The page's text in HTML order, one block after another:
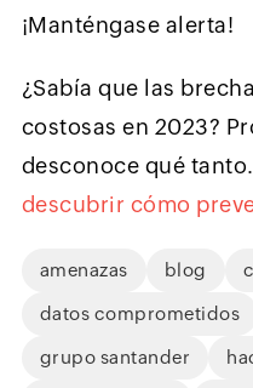
¡Manténgase alerta!
¿Sabía que las
costosas en 2023?
desconoce qué tanto.
descubrir cómo
amenazas blog
datos comprometidos
grupo santander